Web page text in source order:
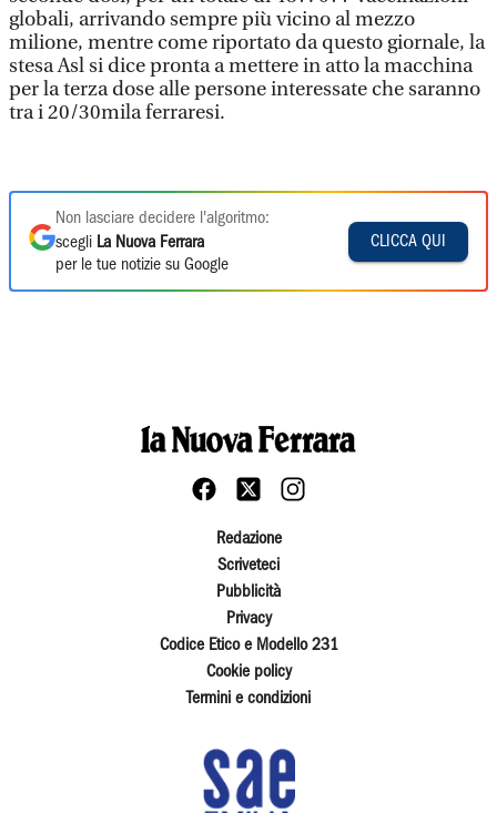
globali, arrivando sempre più vicino al mezzo
milione, mentre come riportato da questo giornale, la
stesa Asl si dice pronta a mettere in atto la macchina
per la terza dose alle persone interessate che saranno
tra i 20/30mila ferraresi.
Non lasciare decidere l'algoritmo:
scegli La Nuova Ferrara
per le tue notizie su Google
CLICCA QUI
Redazione
Scriveteci
Pubblicità
Privacy
Codice Etico e Modello 231
Cookie policy
Termini e condizioni